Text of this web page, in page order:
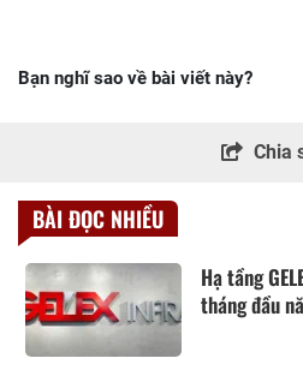
Bạn nghĩ sao về bài viết này?
Chia
BÀI ĐỌC NHIỀU
Hạ tầng
tháng đầu